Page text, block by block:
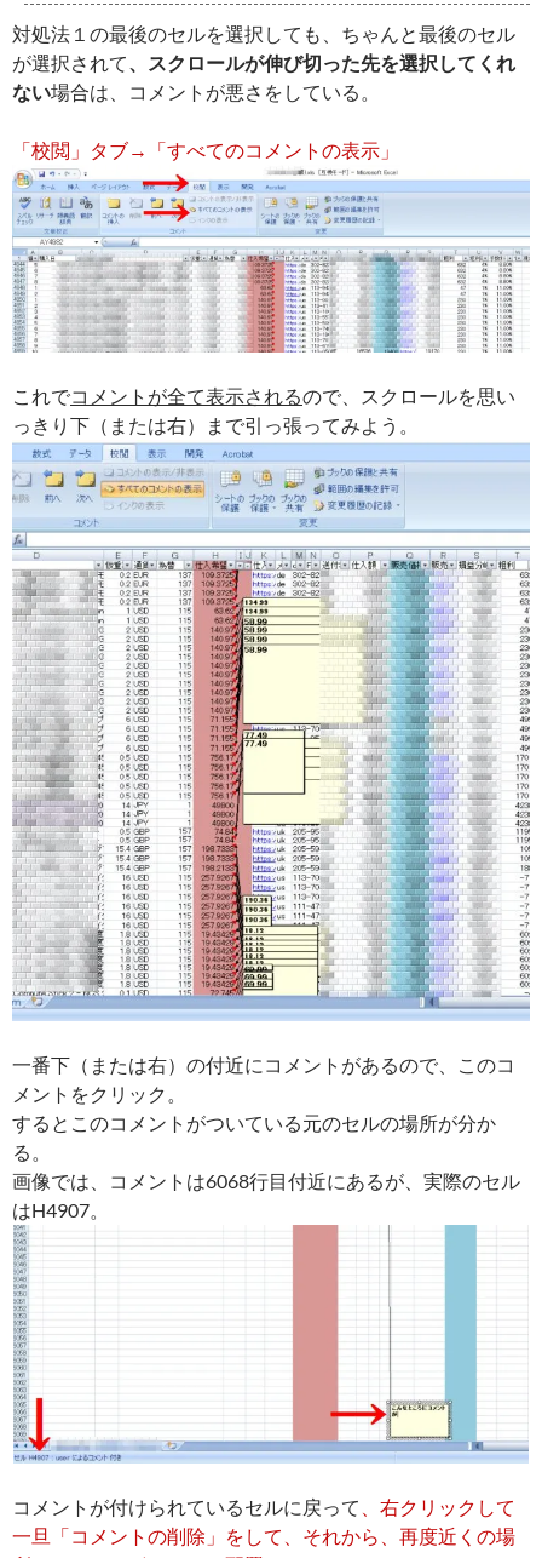
対処法１の最後のセルを選択しても、ちゃんと最後のセル
が選択されて、スクロールが伸び切った先を選択してくれ
ない場合は、コメントが悪さをしている。
「校閲」タブ→「すべてのコメントの表示」
これでコメントが全て表示されるので、スクロールを思い
っきり下（または右）まで引っ張ってみよう。
一番下（または右）の付近にコメントがあるので、このコ
メントをクリック。
するとこのコメントがついている元のセルの場所が分か
る。
画像では、コメントは6068行目付近にあるが、実際のセル
はH4907。
コメントが付けられているセルに戻って
、右クリックして
一旦「コメントの削除」をして、それから、再度近くの場